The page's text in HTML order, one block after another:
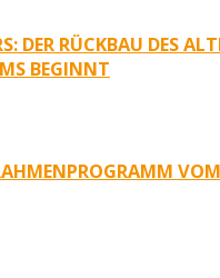
DER RÜCKBAU DES
BEGINNT